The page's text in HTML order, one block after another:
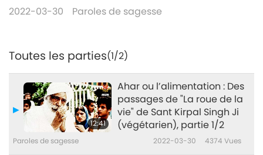
2022-03-30 Paroles de sagesse
Toutes les parties(1/2)
12:41
Ahar ou l’alimentation : Des
passages de "La roue de la
vie" de Sant Kirpal Singh Ji
(végétarien), partie 1/2
Paroles de sagesse 2022-03-30 4374 Vues